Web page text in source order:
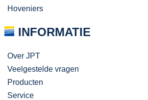
Hoveniers
INFORMATIE
Over JPT
Veelgestelde vragen
Producten
Service